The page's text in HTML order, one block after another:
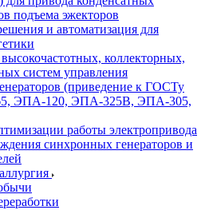
подъема эжекторов
и автоматизация для
коллекторных,
систем управления
(приведение к ГОСТу
ЭПА-120, ЭПА-325В, ЭПА-305,
работы электропривода
синхронных генераторов и